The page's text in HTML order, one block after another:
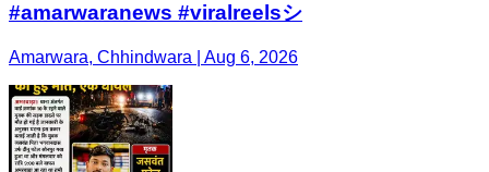
#amarwaranews #viralreelsシ
Amarwara, Chhindwara | Aug 6, 2026